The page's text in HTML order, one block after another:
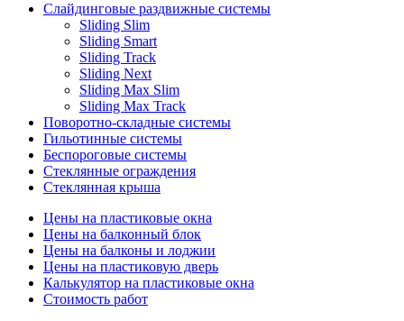
Слайдинговые раздвижные системы
Sliding Slim
Sliding Smart
Sliding Track
Sliding Next
Sliding Max Slim
Sliding Max Track
Поворотно-складные системы
Гильотинные системы
Беспороговые системы
Стеклянные ограждения
Стеклянная крыша
Цены на пластиковые окна
Цены на балконный блок
Цены на балконы и лоджии
Цены на пластиковую дверь
Калькулятор на пластиковые окна
Стоимость работ